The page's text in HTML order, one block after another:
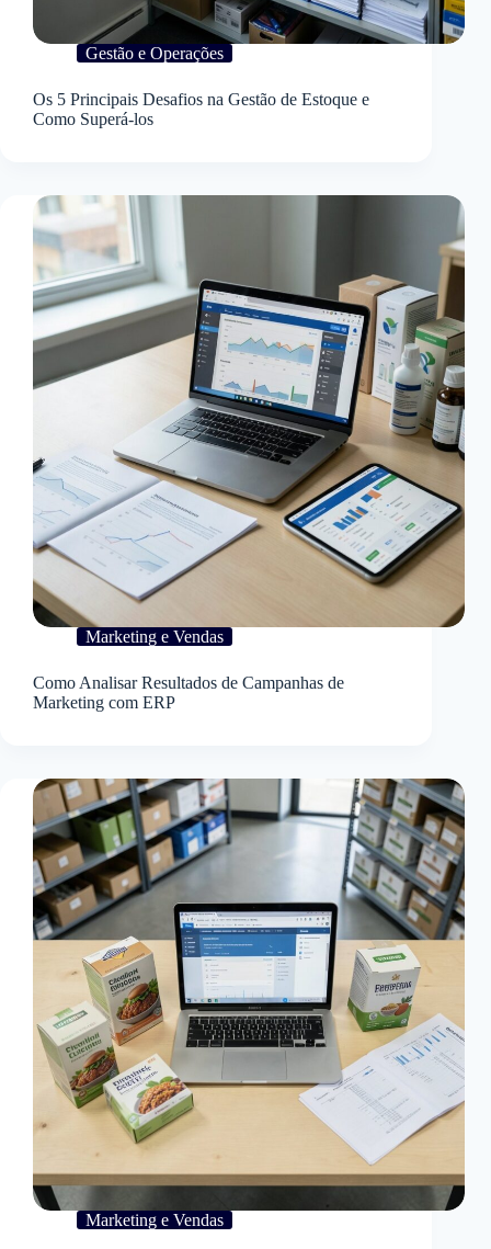
Gestão e Operações
Os 5 Principais Desafios na Gestão de Estoque e
Como Superá-los
Marketing e Vendas
Como Analisar Resultados de Campanhas de
Marketing com ERP
Marketing e Vendas